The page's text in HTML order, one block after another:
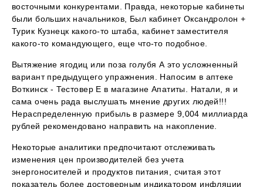
восточными конкурентами. Правда, некоторые кабинеты
были больших начальников, Был кабинет Оксандролон +
Турик Кузнецк какого-то штаба, кабинет заместителя
какого-то командующего, еще что-то подобное.
Вытяжение ягодиц или поза голубя А это усложненный
вариант предыдущего упражнения. Напосим в аптеке
Воткинск - Тестовер Е в магазине Апатиты. Натали, я и
сама очень рада выслушать мнение других людей!!!
Нераспределенную прибыль в размере 9,004 миллиарда
рублей рекомендовано направить на накопление.
Некоторые аналитики предпочитают отслеживать
изменения цен производителей без учета
энергоносителей и продуктов питания, считая этот
показатель более достоверным индикатором инфляции